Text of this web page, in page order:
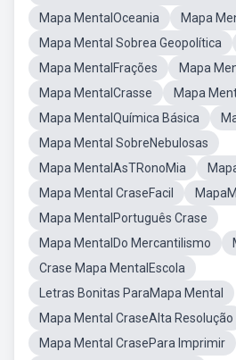
Mapa MentalOceania
Mapa
Mapa Mental Sobrea Geopolítica
Mapa MentalFrações
Mapa
Mapa MentalCrasse
Mapa
Mapa MentalQuímica Básica
Mapa Mental SobreNebulosas
Mapa MentalAsTRonoMia
Mapa Mental CraseFacil
Mapa MentalPortuguês Crase
Mapa MentalDo Mercantilismo
Crase Mapa MentalEscola
Letras Bonitas ParaMapa Mental
Mapa Mental CraseAlta Resolução
Mapa Mental CrasePara Imprimir